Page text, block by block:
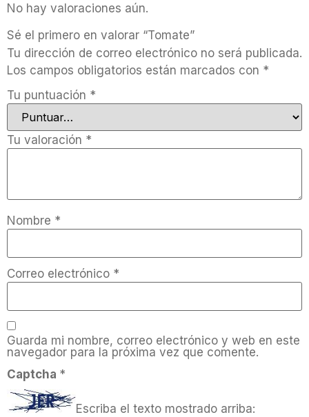
No hay valoraciones aún.
Sé el primero en valorar “Tomate”
Tu dirección de correo electrónico no será publicada.
Los campos obligatorios están marcados con *
Tu puntuación *
Tu valoración *
Nombre *
Correo electrónico *
Guarda mi nombre, correo electrónico y web en este
navegador para la próxima vez que comente.
Captcha *
Escriba el texto mostrado arriba: